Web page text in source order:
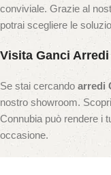
conviviale. Grazie al
potrai scegliere le
Visita Ganci
Se stai cercando arredi
nostro showroom.
Connubia può rendere i
occasione.